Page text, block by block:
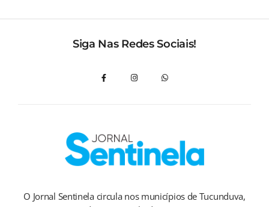
Siga Nas Redes Sociais!
O Jornal Sentinela circula nos municípios de Tucunduva,